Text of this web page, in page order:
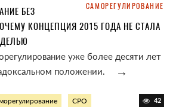
САМОРЕГУЛИРОВАНИЕ
БЕЗ
КОНЦЕПЦИЯ 2015 ГОДА НЕ СТАЛА
уже более десяти лет
положении.
→
СРО 42